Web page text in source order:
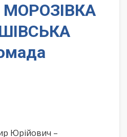
МОРОЗІВКА
Юрійович –